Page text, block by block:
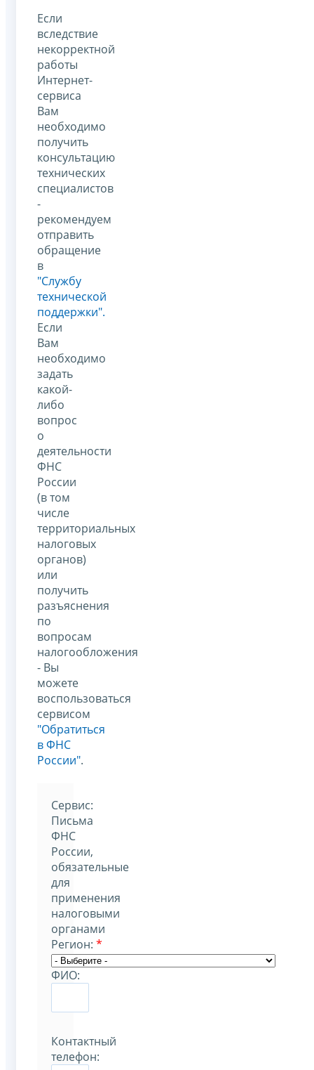
Если
вследствие
некорректной
работы
Интернет-
сервиса
Вам
необходимо
получить
консультацию
технических
специалистов
-
рекомендуем
отправить
обращение
в
"Службу
технической
поддержки".
Если
Вам
необходимо
задать
какой-
либо
вопрос
о
деятельности
ФНС
России
(в том
числе
территориальных
налоговых
органов)
или
получить
разъяснения
по
вопросам
налогообложения
- Вы
можете
воспользоваться
сервисом
"Обратиться
в ФНС
России".
Cервис:
Письма
ФНС
России,
обязательные
для
применения
налоговыми
органами
Регион: *
ФИО:
Контактный
телефон: